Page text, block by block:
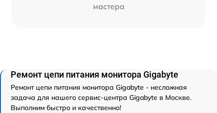
мастера
Ремонт цепи питания монитора Gigabyte
Ремонт цепи питания монитора Gigabyte - несложная
задача для нашего сервис-центра Gigabyte в Москве.
Выполним быстро и качественно!